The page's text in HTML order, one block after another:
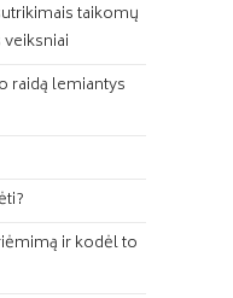
taikomų
raidą lemiantys
ir kodėl to